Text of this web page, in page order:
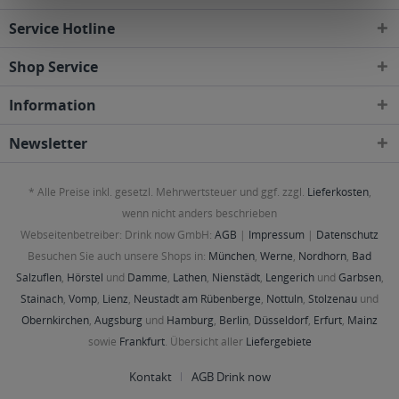
Service Hotline
Shop Service
Information
Newsletter
* Alle Preise inkl. gesetzl. Mehrwertsteuer und ggf. zzgl. Lieferkosten,
wenn nicht anders beschrieben
Webseitenbetreiber: Drink now GmbH: AGB | Impressum | Datenschutz
Besuchen Sie auch unsere Shops in: München, Werne, Nordhorn, Bad
Salzuflen, Hörstel und Damme, Lathen, Nienstädt, Lengerichund Garbsen,
Stainach, Vomp, Lienz, Neustadt am Rübenberge, Nottuln, Stolzenau und
Obernkirchen, Augsburg und Hamburg, Berlin, Düsseldorf, Erfurt, Mainz
sowie Frankfurt. Übersicht aller Liefergebiete
Kontakt AGB Drink now